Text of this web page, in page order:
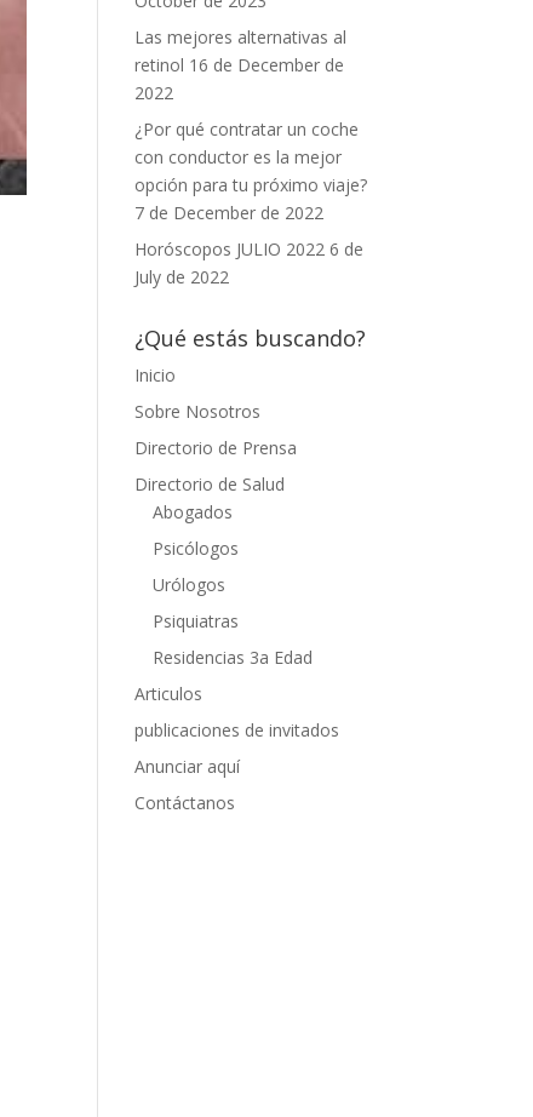
Las mejores alternativas al
retinol 16 de December de
2022
¿Por qué contratar un coche
con conductor es la mejor
opción para tu próximo viaje?
7 de December de 2022
Horóscopos JULIO 2022 6 de
July de 2022
¿Qué estás buscando?
Inicio
Sobre Nosotros
Directorio de Prensa
Directorio de Salud
Abogados
Psicólogos
Urólogos
Psiquiatras
Residencias 3a Edad
Articulos
publicaciones de invitados
Anunciar aquí
Contáctanos